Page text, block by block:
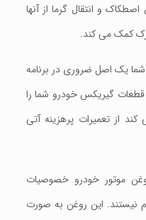
و انتقال گرما از آنها
کمک می کند.
یک اصل ضروری در برنامه
گيريکس خودرو شما را
از تعمیرات پرهزینه آتی
موتور خودرو خصوصیات
نیستند. این روغن به صورت